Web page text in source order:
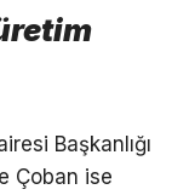
Başkanlığı
Çoban ise